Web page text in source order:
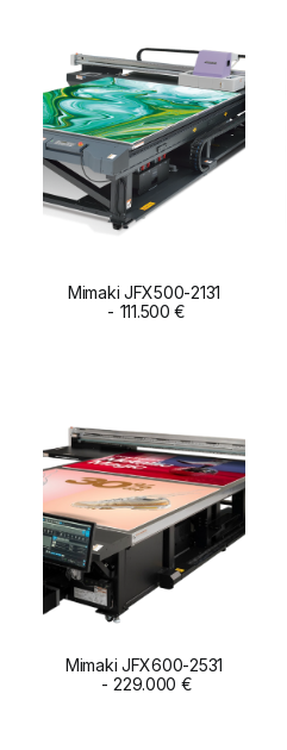
ADD TO CART
Mimaki JFX500-2131
111.500€
ADD TO CART
Mimaki JFX600-2531
229.000 €